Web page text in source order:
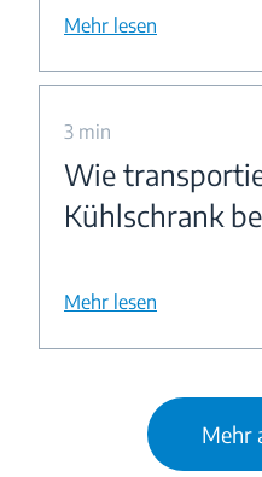
Mehr lesen
3 min
Wie
Kühlschrank
Mehr lesen
Mehr